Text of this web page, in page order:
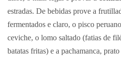
estradas. De bebidas prove a
fermentados e claro, o pisco
ceviche, o lomo saltado (fatias de
batatas fritas) e a pachamanca,